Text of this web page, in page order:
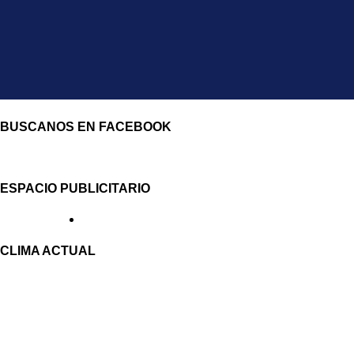
BUSCANOS EN FACEBOOK
ESPACIO PUBLICITARIO
CLIMA ACTUAL